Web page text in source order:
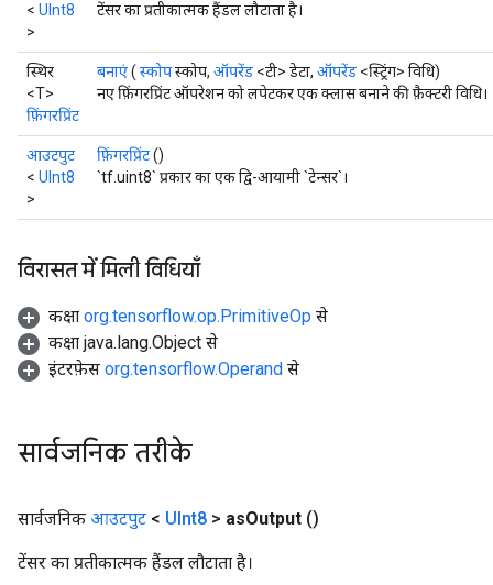
< UInt8
>
टेंसर का प्रतीकात्मक हैंडल लौटाता है।
स्थिर
<T>
फ़िंगरप्रिंट
बनाएं( स्कोपस्कोप, ऑपरेंड <टी> डेटा, ऑपरेंड <स्ट्रिंग> विधि)
नए फ़िंगरप्रिंट ऑपरेशन को लपेटकर एक क्लास बनाने की फ़ैक्टरी विधि।
आउटपुट
< UInt8
>
फ़िंगरप्रिंट()
`tf.uint8` प्रकार का एक द्वि-आयामी `टेन्सर`।
विरासत में मिली विधियाँ
कक्षा org.tensorflow.op.PrimitiveOp से
कक्षा java.lang.Object से
इंटरफ़ेस org.tensorflow.Operand से
सार्वजनिक तरीके
सार्वजनिक आउटपुट < UInt8 > asOutput ()
टेंसर का प्रतीकात्मक हैंडल लौटाता है।